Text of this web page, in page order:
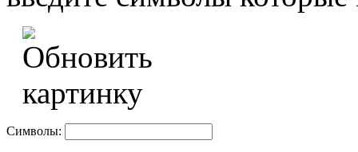
Символы: